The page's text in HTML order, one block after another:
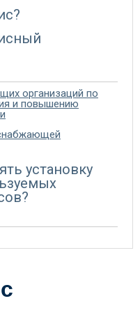
организаций по
и повышению
установку